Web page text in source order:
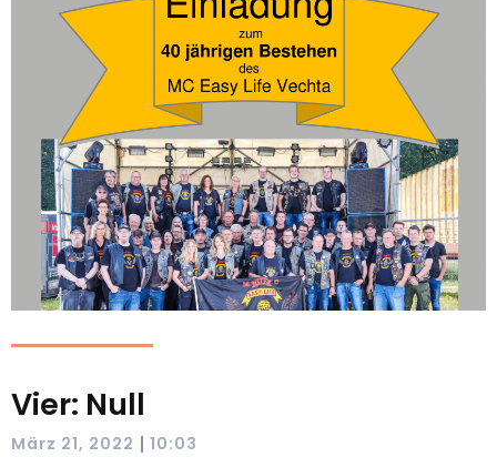
Vier: Null
März 21, 2022 | 10:03